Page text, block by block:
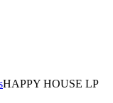
HAPPY HOUSE LP